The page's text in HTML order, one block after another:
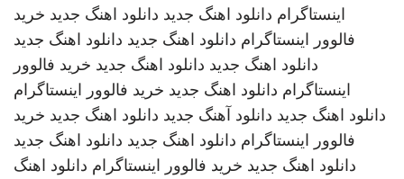
اینستاگرام دانلود اهنگ جدید دانلود اهنگ جدید خرید
فالوور اینستاگرام دانلود اهنگ جدید دانلود اهنگ جدید
دانلود اهنگ جدید دانلود اهنگ جدید خرید فالوور
اینستاگرام دانلود اهنگ جدید خرید فالوور اینستاگرام
دانلود اهنگ جدید دانلود آهنگ جدید دانلود اهنگ جدید خرید
فالوور اینستاگرام دانلود اهنگ جدید دانلود اهنگ جدید
دانلود اهنگ جدید خرید فالوور اینستاگرام دانلود اهنگ